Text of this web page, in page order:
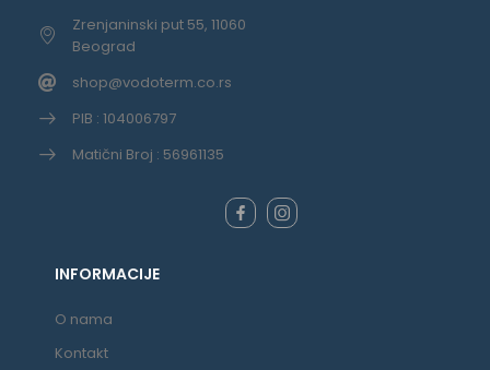
Zrenjaninski put 55, 11060
Beograd
shop@vodoterm.co.rs
PIB : 104006797
Matični Broj : 56961135
INFORMACIJE
O nama
Kontakt